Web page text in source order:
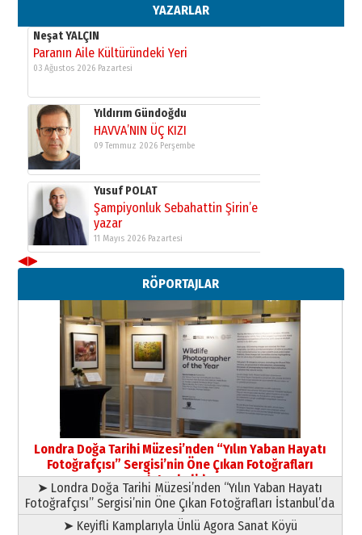
YAZARLAR
11 Mayıs 2026 Pazartesi
Neşat YALÇIN
Paranın Aile Kültüründeki Yeri
03 Ağustos 2026 Pazartesi
Yıldırım Gündoğdu
HAVVA’NIN ÜÇ KIZI
09 Temmuz 2026 Perşembe
Yusuf POLAT
Şampiyonluk Sebahattin Şirin’e
yazar
11 Mayıs 2026 Pazartesi
Neşat YALÇIN
Paranın Aile Kültüründeki Yeri
03 Ağustos 2026 Pazartesi
Yıldırım Gündoğdu
HAVVA’NIN ÜÇ KIZI
09 Temmuz 2026 Perşembe
Yusuf POLAT
Şampiyonluk Sebahattin Şirin’e
yazar
11 Mayıs 2026 Pazartesi
◀▶
RÖPORTAJLAR
Londra Doğa Tarihi Müzesi’nden “Yılın Yaban Hayatı
Fotoğrafçısı” Sergisi’nin Öne Çıkan Fotoğrafları
İstanbul’da
➤ Londra Doğa Tarihi Müzesi’nden “Yılın Yaban Hayatı
Fotoğrafçısı” Sergisi’nin Öne Çıkan Fotoğrafları İstanbul’da
➤ Keyifli Kamplarıyla Ünlü Agora Sanat Köyü